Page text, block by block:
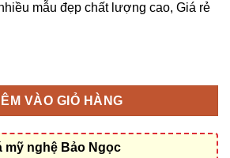
mẫu đẹp chất lượng cao, Giá rẻ
Bình bằng Đá xanh cao cấp rẻ đẹp số
VÀO GIỎ HÀNG
mỹ nghệ Bảo Ngọc